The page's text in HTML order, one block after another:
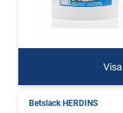
Visa
Betslack HERDINS